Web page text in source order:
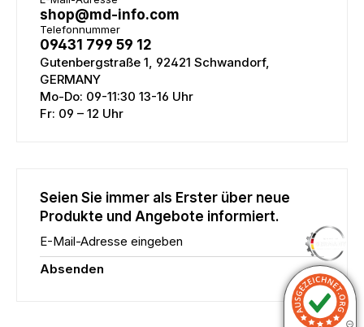
shop@md-info.com
Telefonnummer
09431 799 59 12
Gutenbergstraße 1, 92421 Schwandorf,
GERMANY
Mo-Do: 09-11:30 13-16 Uhr
Fr: 09 – 12 Uhr
Seien Sie immer als Erster über neue
Produkte und Angebote informiert.
E-Mail-Adresse eingeben
Absenden